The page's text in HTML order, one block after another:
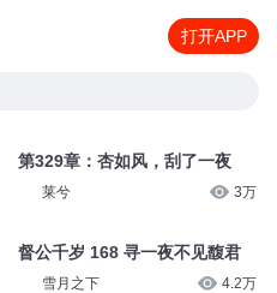
打开APP
第329章：杏如风，刮了一夜
莱兮 3万
督公千岁 168 寻一夜不见馥君
雪月之下 4.2万